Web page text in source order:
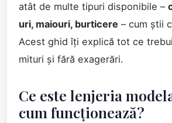
atât de multe tipuri disponibile –
uri, maiouri, burticere – cum știi
Acest ghid îți explică tot ce
mituri și fără exagerări.
Ce este lenjeria
cum funcționează?